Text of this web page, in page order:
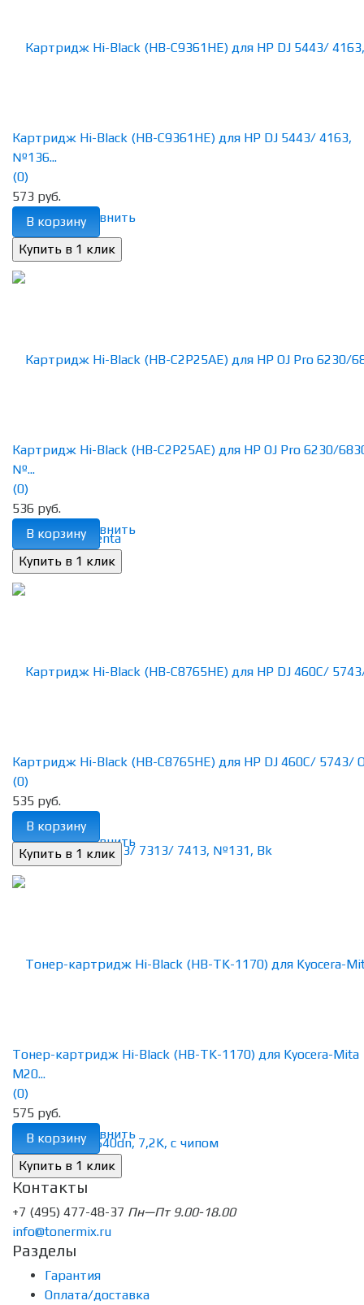
избранное сравнить
Картридж Hi-Black (HB-C9361HE) для HP DJ 5443/ 4163,
№136...
(0)
573 руб.
В корзину
избранное сравнить
Картридж Hi-Black (HB-C2P25AE) для HP OJ Pro 6230/
№...
(0)
536 руб.
В корзину
избранное сравнить
Картридж Hi-Black (HB-С8765HE) для HP DJ 460C/ 5743/
(0)
535 руб.
В корзину
избранное сравнить
Тонер-картридж Hi-Black (HB-TK-1170) для Kyocera-Mita
M20...
(0)
575 руб.
В корзину
Контакты
+7 (495) 477-48-37 Пн—Пт 9.00-18.00
info@tonermix.ru
Разделы
Гарантия
Оплата/доставка